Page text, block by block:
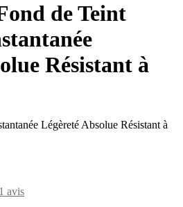
de Teint
Résistant à
Légèreté Absolue Résistant à
1 avis